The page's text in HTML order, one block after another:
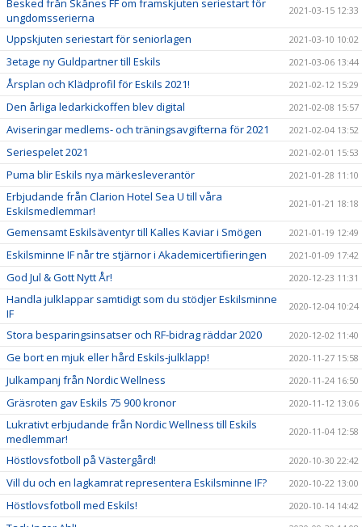
Besked från Skånes FF om framskjuten seriestart för
ungdomsserierna
2021-03-15 12:33
Uppskjuten seriestart för seniorlagen 2021-03-10 10:02
3etage ny Guldpartner till Eskils 2021-03-06 13:44
Årsplan och Klädprofil för Eskils 2021! 2021-02-12 15:29
Den årliga ledarkickoffen blev digital 2021-02-08 15:57
Aviseringar medlems- och träningsavgifterna för 2021 2021-02-04 13:52
Seriespelet 2021 2021-02-01 15:53
Puma blir Eskils nya märkesleverantör 2021-01-28 11:10
Erbjudande från Clarion Hotel Sea U till våra
Eskilsmedlemmar!
2021-01-21 18:18
Gemensamt Eskilsäventyr till Kalles Kaviar i Smögen 2021-01-19 12:49
Eskilsminne IF når tre stjärnor i Akademicertifieringen 2021-01-09 17:42
God Jul & Gott Nytt År! 2020-12-23 11:31
Handla julklappar samtidigt som du stödjer Eskilsminne
IF
2020-12-04 10:24
Stora besparingsinsatser och RF-bidrag räddar 2020 2020-12-02 11:40
Ge bort en mjuk eller hård Eskils-julklapp! 2020-11-27 15:58
Julkampanj från Nordic Wellness 2020-11-24 16:50
Gräsroten gav Eskils 75 900 kronor 2020-11-12 13:06
Lukrativt erbjudande från Nordic Wellness till Eskils
medlemmar!
2020-11-04 12:58
Höstlovsfotboll på Västergård! 2020-10-30 22:42
Vill du och en lagkamrat representera Eskilsminne IF? 2020-10-22 13:00
Höstlovsfotboll med Eskils! 2020-10-14 14:42